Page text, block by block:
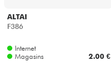
ALTAI
F386
Internet
Magasins
2.00 €